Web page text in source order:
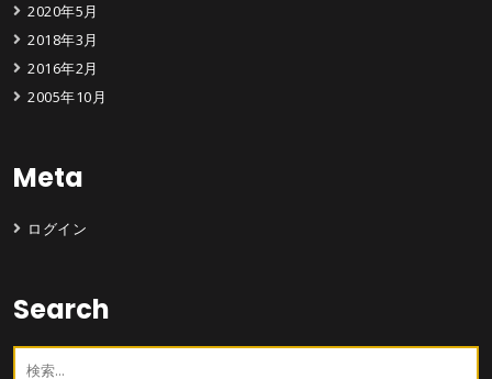
2020年5月
2018年3月
2016年2月
2005年10月
Meta
ログイン
Search